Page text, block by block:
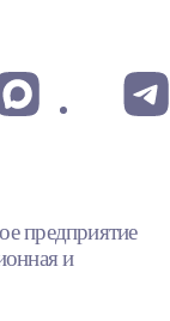
предприятие
и